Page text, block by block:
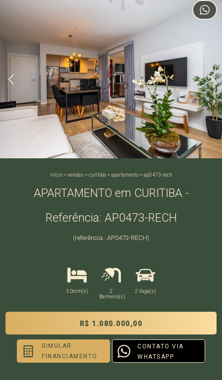
início> vendas > curitiba > apartamento> ap0473-rech
APARTAMENTO em CURITIBA -
Referência: AP0473-RECH
(referência.: AP0473-RECH)
3 Dorm(s)
2
Banheiro(s)
2 Vaga(s)
R$ 1.080.000,00
SIMULAR
FINANCIAMENTO
CONTATO VIA
WHATSAPP